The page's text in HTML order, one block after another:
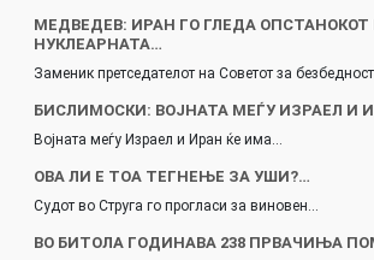
МЕДВЕДЕВ: ИРАН ГО ГЛЕДА ОПСТАНОКОТ
НУКЛЕАРНАТА…
Заменик претседателот на Советот за
БИСЛИМОСКИ: ВОЈНАТА МЕЃУ ИЗРАЕЛ И
Војната меѓу Израел и Иран ќе има…
ОВА ЛИ Е ТОА ТЕГНЕЊЕ ЗА УШИ?…
Судот во Струга го прогласи за виновен…
ВО БИТОЛА ГОДИНАВА 238 ПРВАЧИЊА